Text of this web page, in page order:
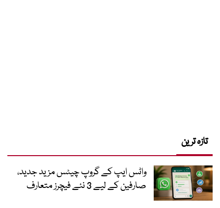
تازہ ترین
واٹس ایپ کے گروپ چیٹس مزید جدید،
صارفین کے لیے 3 نئے فیچرز متعارف